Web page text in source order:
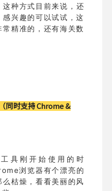
这种方式目前来说，还
兴趣的可以试试，这
精准的，还有海关数
同时支持 Chrome &
具刚开始使用的时
浏览器有个漂亮的
枯燥，看看美丽的风